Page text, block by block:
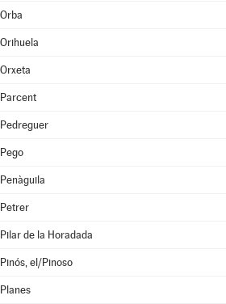
Orba
Orihuela
Orxeta
Parcent
Pedreguer
Pego
Penàguila
Petrer
Pilar de la Horadada
Pinós, el/Pinoso
Planes